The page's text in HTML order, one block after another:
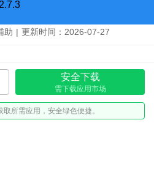
助 | 更新时间：2026-07-27
安全下载
需下载应用市场
所需应用，安全绿色便捷。